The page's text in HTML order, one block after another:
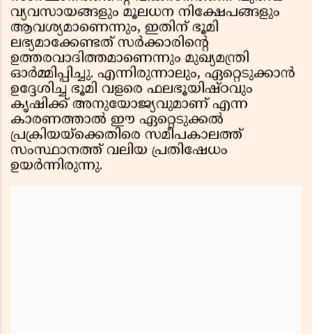
വ്യവസായങ്ങളും മൂലധന നിക്ഷേപങ്ങളും
ആവശ്യമാണെന്നും, ഇതിന് ഭൂമി
ലഭ്യമാക്കേണ്ടത് സർക്കാരിന്റെ
ഉത്തരവാദിത്തമാണെന്നും മുഖ്യമന്ത്രി
ഓർമ്മിപ്പിച്ചു. എന്നിരുന്നാലും, ഏറ്റെടുക്കാൻ
ഉദ്ദേശിച്ച ഭൂമി വളരെ ഫലഭൂയിഷ്ഠവും
കൃഷിക്ക് അനുയോജ്യവുമാണ് എന്ന
കാരണത്താൽ ഈ ഏറ്റെടുക്കൽ
പ്രക്രിയയ്ക്കെതിരെ സമീപകാലത്ത്
സംസ്ഥാനത്ത് വലിയ പ്രതിഷേധം
ഉയർന്നിരുന്നു.